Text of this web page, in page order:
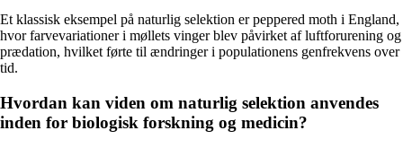
Et klassisk eksempel på naturlig selektion er peppered moth i England,
hvor farvevariationer i møllets vinger blev påvirket af luftforurening og
prædation, hvilket førte til ændringer i populationens genfrekvens over
tid.
Hvordan kan viden om naturlig selektion anvendes
inden for biologisk forskning og medicin?